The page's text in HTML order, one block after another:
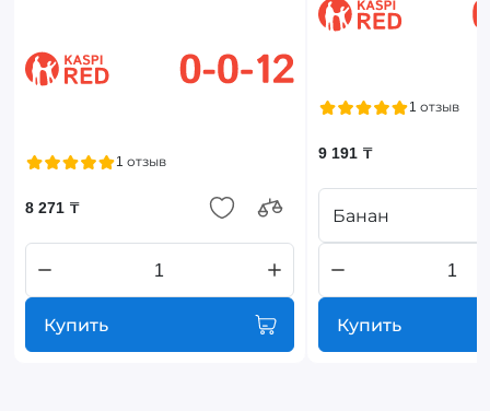
1 отзыв
8 271 ₸
Купить
1 отзыв
9 191 ₸
Банан
Купить